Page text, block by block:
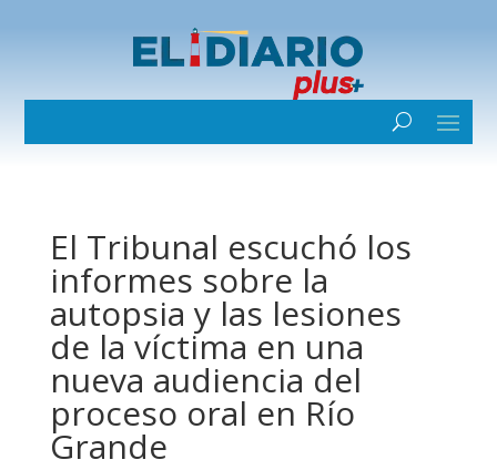
El Tribunal escuchó los
informes sobre la
autopsia y las lesiones
de la víctima en una
nueva audiencia del
proceso oral en Río
Grande